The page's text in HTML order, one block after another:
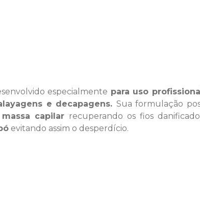
especialmente para uso profissional
e decapagens. Sua formulação
capilar recuperando os fios
evitando assim o desperdício.